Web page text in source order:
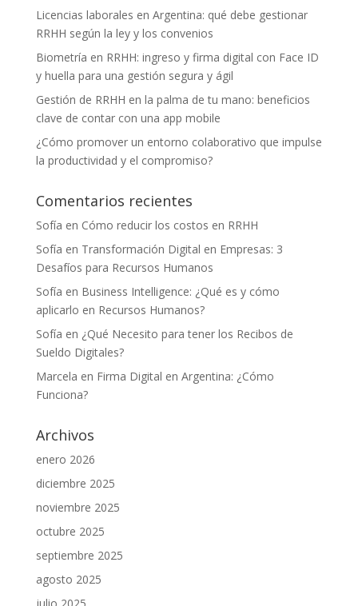
Licencias laborales en Argentina: qué debe gestionar
RRHH según la ley y los convenios
Biometría en RRHH: ingreso y firma digital con Face ID
y huella para una gestión segura y ágil
Gestión de RRHH en la palma de tu mano: beneficios
clave de contar con una app mobile
¿Cómo promover un entorno colaborativo que impulse
la productividad y el compromiso?
Comentarios recientes
Sofía en Cómo reducir los costos en RRHH
Sofía en Transformación Digital en Empresas: 3
Desafíos para Recursos Humanos
Sofía en Business Intelligence: ¿Qué es y cómo
aplicarlo en Recursos Humanos?
Sofía en ¿Qué Necesito para tener los Recibos de
Sueldo Digitales?
Marcela en Firma Digital en Argentina: ¿Cómo
Funciona?
Archivos
enero 2026
diciembre 2025
noviembre 2025
octubre 2025
septiembre 2025
agosto 2025